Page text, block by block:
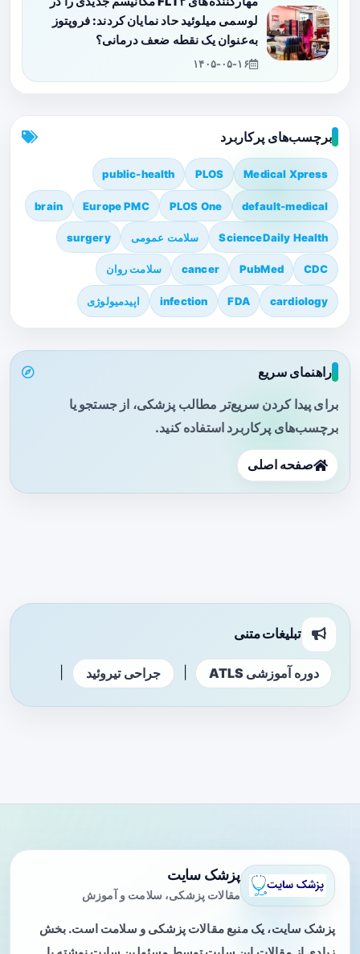
لوسمی میلوئید حاد نمایان کردند: فروپتوز
به‌عنوان یک نقطه ضعف درمانی؟
۱۴۰۵-۰۵-۱۶
برچسب‌های پرکاربرد
Medical Xpress
PLOS
public-health
default-medical
PLOS One
Europe PMC
brain
ScienceDaily Health سلامت عمومی surgery
CDC
PubMed
cancer سلامت روان
cardiology
FDA
infection اپیدمیولوژی
راهنمای سریع
برای پیدا کردن سریع‌تر مطالب پزشکی، از جستجو یا
برچسب‌های پرکاربرد استفاده کنید.
صفحه اصلی
تبلیغات متنی
دوره آموزشی ATLS جراحی تیروئید
پزشک سایت
مقالات پزشکی، سلامت و آموزش
پزشک سایت، یک منبع مقالات پزشکی و سلامت است. بخش